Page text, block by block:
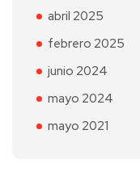
abril 2025
febrero 2025
junio 2024
mayo 2024
mayo 2021